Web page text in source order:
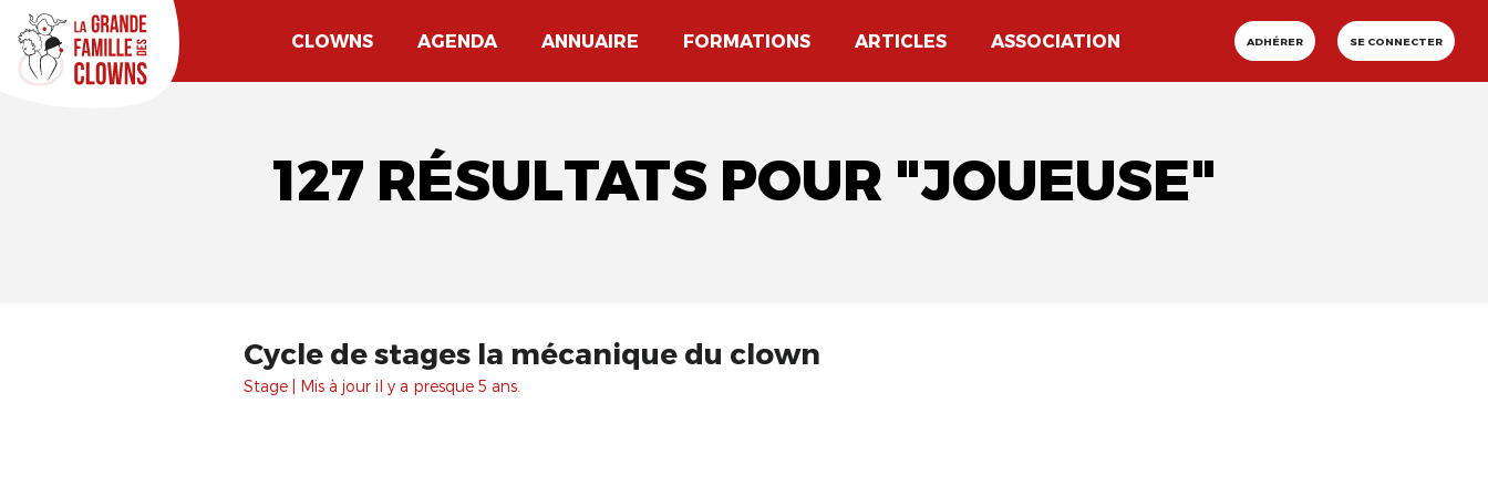
CLOWNS AGENDA ANNUAIRE FORMATIONS ARTICLES ASSOCIATION ADHÉRER SE CONNECTER
127 RÉSULTATS POUR "JOUEUSE"
Cycle de stages la mécanique du clown
Stage | Mis à jour il y a presque 5 ans.